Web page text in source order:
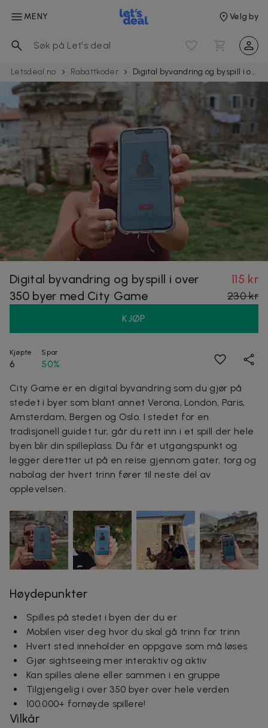
MENY Velg by
Letsdeal.no Rabattkoder Digital byvandring og byspill i over 350 byer med City Game
Digital byvandring og byspill i over
350 byer med City Game
115 kr
230 kr
KJØP
Kjøpte
6
Spar
50%
City Game er en digital byvandring som du gjør på
stedet i byer som blant annet Verona, London, Paris,
Amsterdam, Bergen og Oslo. I stedet for en
tradisjonell guidet tur, går du rett inn i et spill der hele
byen blir din spilleplass. Du får et utgangspunkt og
legger deretter ut på en reise gjennom gater, torg og
nabolag der hvert trinn fører til neste del av
opplevelsen.
Høydepunkter
Spilles på stedet i byen der du er
Mobilen viser deg hvor du skal gå trinn for trinn
Hvert sted inneholder en oppgave som må løses
Gjør sightseeing mer interaktiv og aktiv
Kan spilles alene eller sammen i en gruppe
Tilgjengelig i over 350 byer over hele verden
100.000+ fornøyde spillere!
Vilkår